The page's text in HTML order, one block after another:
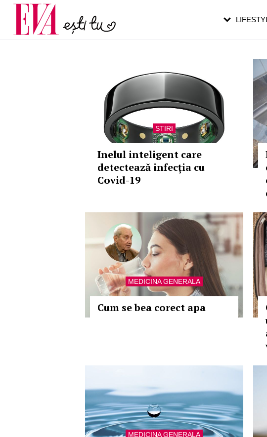
STIRI
Inelul inteligent care
detectează infecția cu
Covid-19
MEDICINA GENERALA
Cum se bea corect apa
MEDICINA GENERALA
Carieră
Actualitate